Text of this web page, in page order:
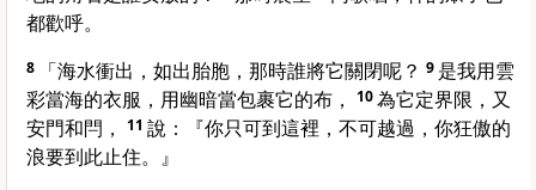
都歡呼。
8 「海水衝出，如出胎胞，那時誰將它關閉呢？ 9 是我用雲
彩當海的衣服，用幽暗當包裹它的布，
10為它定界限，又
安門和閂，
11 說：『你只可到這裡，不可越過，你狂傲的
浪要到此止住。』